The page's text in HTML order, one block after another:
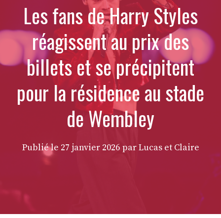
Les fans de Harry Styles
réagissent au prix des
billets et se précipitent
pour la résidence au stade
de Wembley
Publié le 27 janvier 2026 par Lucas et Claire